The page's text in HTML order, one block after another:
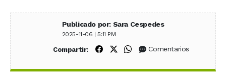
Publicado por: Sara Cespedes
2025-11-06 | 5:11 PM
Compartir: Compartir en Facebook
Compartir en X (Twitter)
Compartir en WhatsApp
Comentarios